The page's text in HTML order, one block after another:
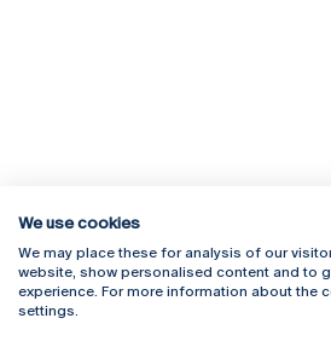
Rua Diogo Botelho 1327
4169-005 Porto
+351 226 196 240
We use cookies
We may place these for analysis of our
website, show personalised content and to
experience. For more information about the
settings.